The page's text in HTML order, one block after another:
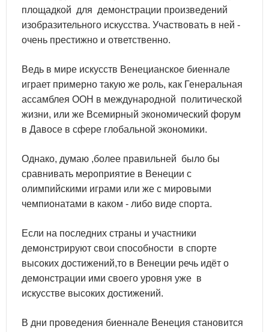
площадкой для демонстрации произведений
изобразительного искусства. Участвовать в ней -
очень престижно и ответственно.
Ведь в мире искусств Венецианское биеннале
играет примерно такую же роль, как Генеральная
ассамблея ООН в международной политической
жизни, или же Всемирный экономический форум
в Давосе в сфере глобальной экономики.
Однако, думаю ,более правильней было бы
сравнивать мероприятие в Венеции с
олимпийскими играми или же с мировыми
чемпионатами в каком - либо виде спорта.
Если на последних страны и участники
демонстрируют свои способности в спорте
высоких достижений,то в Венеции речь идёт о
демонстрации ими своего уровня уже в
искусстве высоких достижений.
В дни проведения биеннале Венеция становится